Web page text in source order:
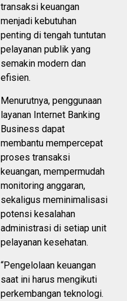
transaksi keuangan
menjadi kebutuhan
penting di tengah tuntutan
pelayanan publik yang
semakin modern dan
efisien.
Menurutnya, penggunaan
layanan Internet Banking
Business dapat
membantu mempercepat
proses transaksi
keuangan, mempermudah
monitoring anggaran,
sekaligus meminimalisasi
potensi kesalahan
administrasi di setiap unit
pelayanan kesehatan.
“Pengelolaan keuangan
saat ini harus mengikuti
perkembangan teknologi.